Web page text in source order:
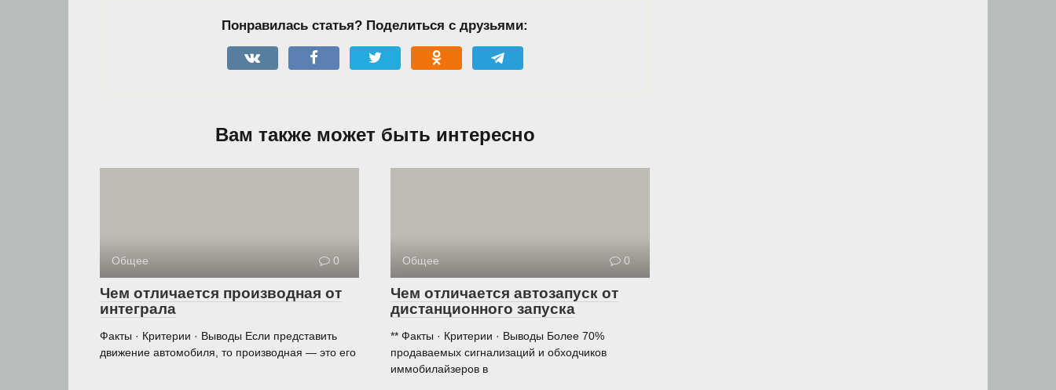
Понравилась статья? Поделиться с друзьями:
Вам также может быть интересно
Общее 0
Чем отличается производная от
интеграла
Факты · Критерии · Выводы Если представить
движение автомобиля, то производная — это его
Общее 0
Чем отличается автозапуск от
дистанционного запуска
** Факты · Критерии · Выводы Более 70%
продаваемых сигнализаций и обходчиков
иммобилайзеров в